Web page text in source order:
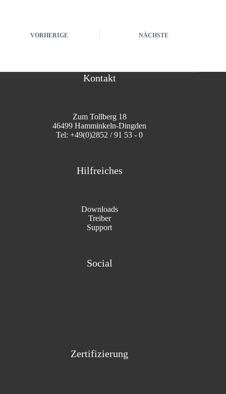
VORHERIGE NÄCHSTE
Kontakt
Zum Tollberg 18
46499 Hamminkeln-Dingden
Tel:+49(0)2852 / 91 53 - 0
Hilfreiches
Downloads
Treiber
Support
Social
Zertifizierung